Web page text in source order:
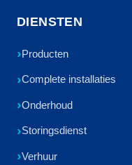
DIENSTEN
Producten
Complete installaties
Onderhoud
Storingsdienst
Verhuur